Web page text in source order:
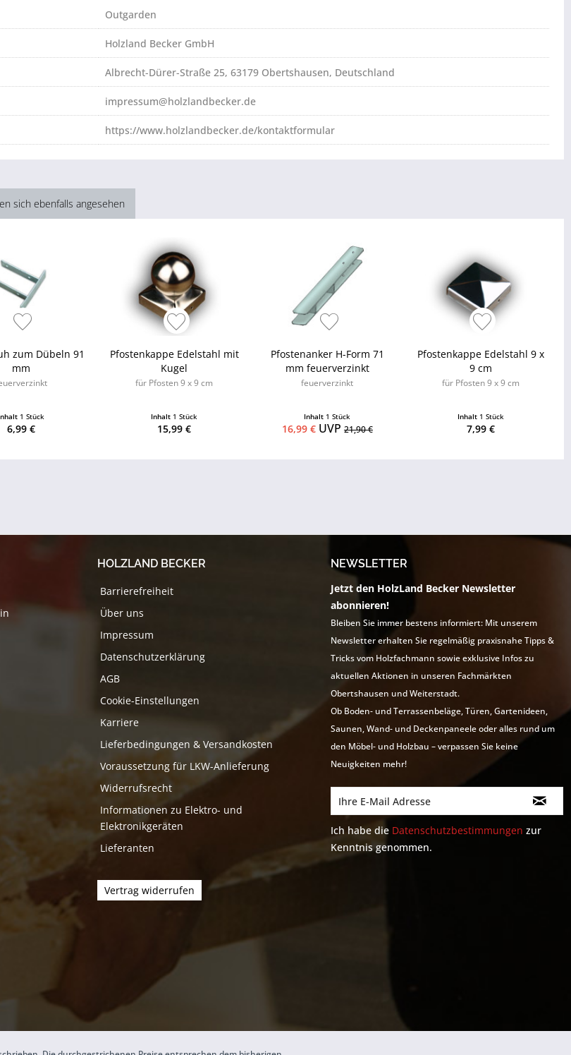
Outgarden
Holzland Becker GmbH
Albrecht-Dürer-Straße 25, 63179 Obertshausen, Deutschland
impressum@holzlandbecker.de
https://www.holzlandbecker.de/kontaktformular
sich ebenfalls angesehen
zum Dübeln 91
mm
1 Stück
6,99 €
Pfostenkappe Edelstahl mit
Kugel
für Pfosten 9 x 9 cm
Inhalt 1 Stück
15,99 €
Pfostenanker H-Form 71
mm feuerverzinkt
feuerverzinkt
Inhalt 1 Stück
16,99 €UVP 21,90 €
Pfostenkappe Edelstahl 9 x
9 cm
für Pfosten 9 x 9 cm
Inhalt 1 Stück
7,99 €
HOLZLAND BECKER
Barrierefreiheit
Über uns
Impressum
Datenschutzerklärung
AGB
Cookie-Einstellungen
Karriere
Lieferbedingungen & Versandkosten
Voraussetzung für LKW-Anlieferung
Widerrufsrecht
Informationen zu Elektro- und
Elektronikgeräten
Lieferanten
Vertrag widerrufen
NEWSLETTER
Jetzt den HolzLand Becker Newsletter
abonnieren!
Bleiben Sie immer bestens informiert: Mit unserem
Newsletter erhalten Sie regelmäßig praxisnahe Tipps &
Tricks vom Holzfachmann sowie exklusive Infos zu
aktuellen Aktionen in unseren Fachmärkten
Obertshausen und Weiterstadt.
Ob Boden- und Terrassenbeläge, Türen, Gartenideen,
Saunen, Wand- und Deckenpaneele oder alles rund um
den Möbel- und Holzbau – verpassen Sie keine
Neuigkeiten mehr!
Ich habe die Datenschutzbestimmungen zur
Kenntnis genommen.